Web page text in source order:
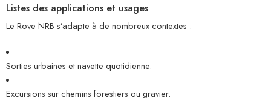
Listes des applications et usages
Le Rove NRB s’adapte à de nombreux contextes :
Sorties urbaines et navette quotidienne.
Excursions sur chemins forestiers ou gravier.